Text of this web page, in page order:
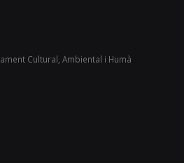
Cultural, Ambiental i Humà